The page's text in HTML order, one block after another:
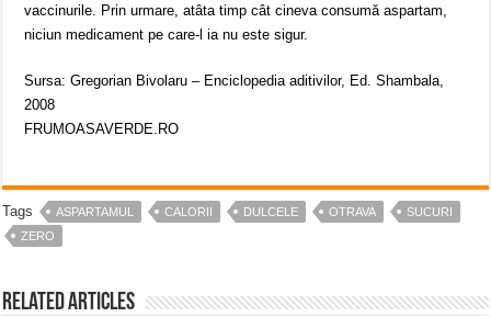
vaccinurile. Prin urmare, atâta timp cât cineva consumă aspartam,
niciun medicament pe care-l ia nu este sigur.
Sursa: Gregorian Bivolaru – Enciclopedia aditivilor, Ed. Shambala,
2008
FRUMOASAVERDE.RO
Tags ASPARTAMUL CALORII DULCELE OTRAVA
SUCURI
ZERO
Related Articles